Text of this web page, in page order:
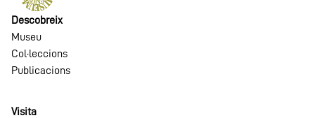
Descobreix
Museu
Col·leccions
Publicacions
Visita